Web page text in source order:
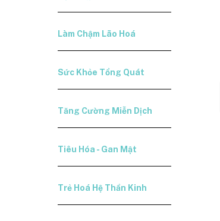
Làm Chậm Lão Hoá
Sức Khỏe Tổng Quát
Tăng Cường Miễn Dịch
Tiêu Hóa - Gan Mật
Trẻ Hoá Hệ Thần Kinh